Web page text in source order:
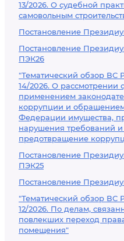
13/2026. О судебной
самовольным
Постановление
Постановление
ПЭК26
"Тематический обзор ВС
14/2026. О рассмотрении
применением
коррупции и
Федерации имущества,
нарушения требований
предотвращение
Постановление
ПЭК25
Постановление
"Тематический обзор ВС
12/2026. По делам,
повлекших переход
помещения"